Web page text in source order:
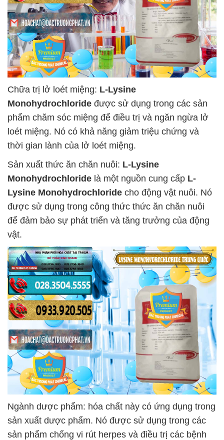
Chữa trị lở loét miệng: L-Lysine
Monohydrochloride được sử dụng trong các sản
phẩm chăm sóc miệng để điều trị và ngăn ngừa lở
loét miệng. Nó có khả năng giảm triệu chứng và
thời gian lành của lở loét miệng.
Sản xuất thức ăn chăn nuôi: L-Lysine
Monohydrochloride là một nguồn cung cấp L-
Lysine Monohydrochloride cho động vật nuôi. Nó
được sử dụng trong công thức thức ăn chăn nuôi
để đảm bảo sự phát triển và tăng trưởng của động
vật.
Ngành dược phẩm: hóa chất này có ứng dụng trong
sản xuất dược phẩm. Nó được sử dụng trong các
sản phẩm chống vi rút herpes và điều trị các bệnh